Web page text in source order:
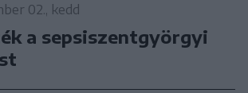
02., kedd
a sepsiszentgyörgyi